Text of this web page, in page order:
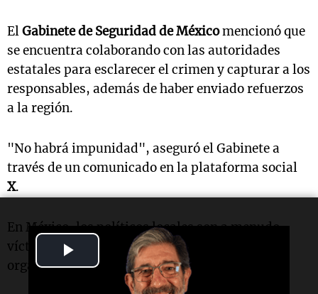
Video
ElGabinete de Seguridad de Méxicomencionó que
se encuentra colaborando con las autoridades
estatales para esclarecer el crimen y capturar a los
responsables, además de haber enviado refuerzos
a la región.
"No habrá impunidad", aseguró el Gabinete a
través de un comunicado en la plataforma social
X.
En México, los políticos locales son a menudo
víctimas de la violencia política y del crimen
organizado.